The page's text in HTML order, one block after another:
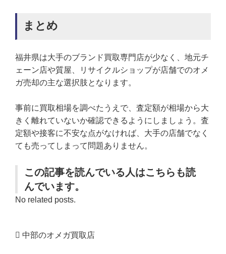
まとめ
福井県は大手のブランド買取専門店が少なく、地元チ
ェーン店や質屋、リサイクルショップが店舗でのオメ
ガ売却の主な選択肢となります。
事前に買取相場を調べたうえで、査定額が相場から大
きく離れていないか確認できるようにしましょう。査
定額や接客に不安な点がなければ、大手の店舗でなく
ても売ってしまって問題ありません。
この記事を読んでいる人はこちらも読
んでいます。
No related posts.
中部のオメガ買取店